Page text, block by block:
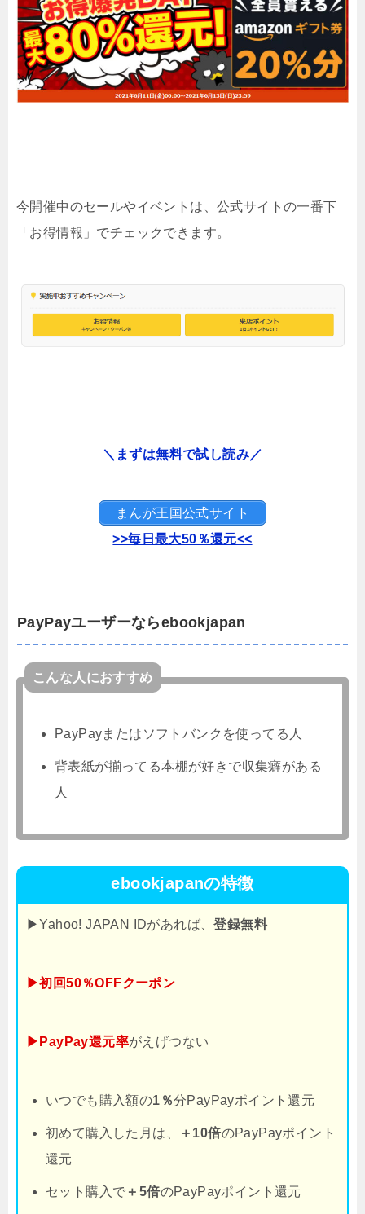
今開催中のセールやイベントは、公式サイトの一番下
「お得情報」でチェックできます。
＼まずは無料で試し読み／
まんが王国公式サイト
>>毎日最大50％還元<<
PayPayユーザーならebookjapan
こんな人におすすめ
PayPayまたはソフトバンクを使ってる人
背表紙が揃ってる本棚が好きで収集癖がある
人
ebookjapanの特徴
▶Yahoo! JAPAN IDがあれば、登録無料
▶初回50％OFFクーポン
▶PayPay還元率がえげつない
いつでも購入額の1％分PayPayポイント還元
初めて購入した月は、 ＋10倍のPayPayポイント
還元
セット購入で ＋5倍のPayPayポイント還元